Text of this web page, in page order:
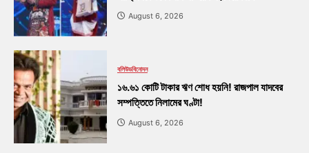
August 6, 2026
বলিউডবিনোদন
১৬.৬১ কোটি টাকার ঋণ শোধ হয়নি! রাজপাল যাদবের
সম্পত্তিতে নিলামের ঘণ্টা!
August 6, 2026